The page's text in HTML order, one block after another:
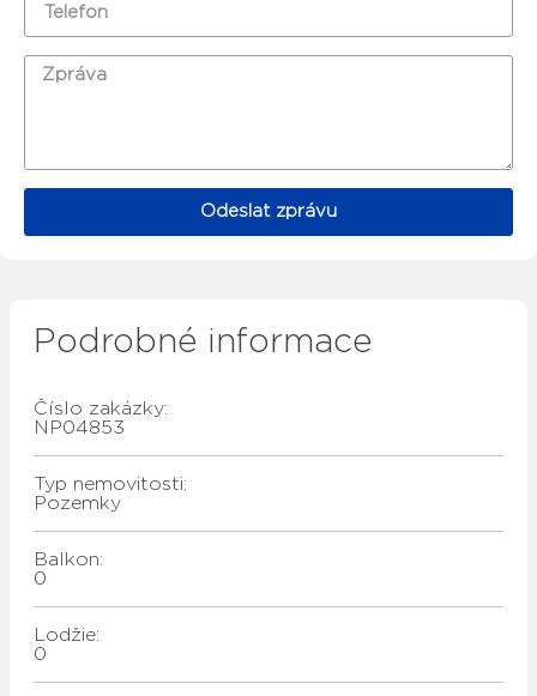
Odeslat zprávu
Podrobné informace
Číslo zakázky:
NP04853
Typ nemovitosti:
Pozemky
Balkon:
0
Lodžie:
0